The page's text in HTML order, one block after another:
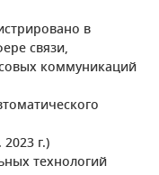
в
связи,
коммуникаций
г.)
технологий